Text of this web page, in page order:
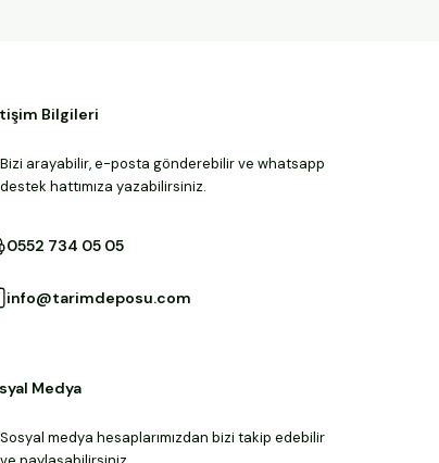
Bilgileri
Bizi arayabilir, e-posta gönderebilir ve whatsapp
destek hattımıza yazabilirsiniz.
0552 734 05 05
info@tarimdeposu.com
Medya
Sosyal medya hesaplarımızdan bizi takip edebilir